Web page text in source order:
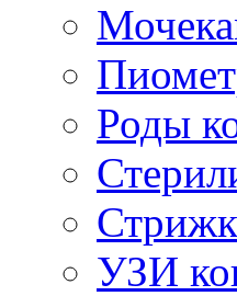
Роды
УЗИ